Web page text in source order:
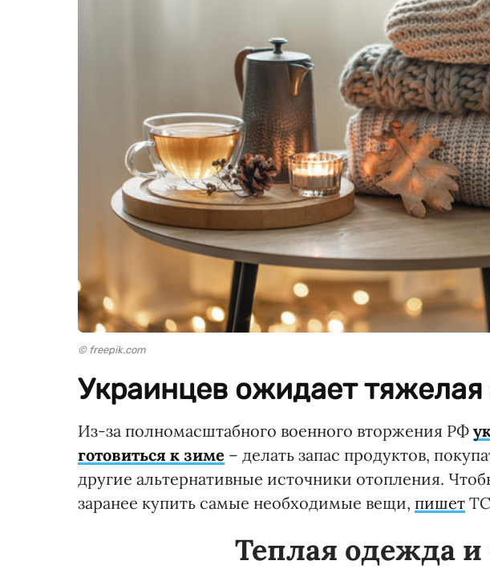
© freepik.com
Украинцев ожидает тяжелая
Из-за полномасштабного военного вторжения РФ
готовиться к зиме – делать запас продуктов,
другие альтернативные источники отопления.
заранее купить самые необходимые вещи, пишет
Теплая одежда и